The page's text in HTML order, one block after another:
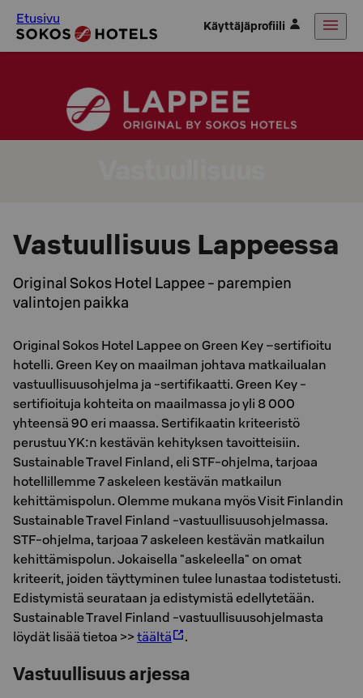
Etusivu Käyttäjäprofiili
Vastuullisuus Lappeessa
Original Sokos Hotel Lappee - parempien
valintojen paikka
Original Sokos Hotel Lappee on Green Key –sertifioitu
hotelli. Green Key on maailman johtava matkailualan
vastuullisuusohjelma ja -sertifikaatti. Green Key -
sertifioituja kohteita on maailmassa jo yli 8 000
yhteensä 90 eri maassa. Sertifikaatin kriteeristö
perustuu YK:n kestävän kehityksen tavoitteisiin.
Sustainable Travel Finland, eli STF-ohjelma, tarjoaa
hotellillemme 7 askeleen kestävän matkailun
kehittämispolun. Olemme mukana myös Visit Finlandin
Sustainable Travel Finland -vastuullisuusohjelmassa.
STF-ohjelma, tarjoaa 7 askeleen kestävän matkailun
kehittämispolun. Jokaisella "askeleella" on omat
kriteerit, joiden täyttyminen tulee lunastaa todistetusti.
Edistymistä seurataan ja edistymistä edellytetään.
Sustainable Travel Finland -vastuullisuusohjelmasta
löydät lisää tietoa >> täältä .
Vastuullisuus arjessa